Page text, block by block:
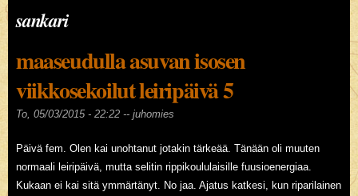
sankari
maaseudulla asuvan isosen
viikkosekoilut leiripäivä 5
To, 05/03/2015 - 22:22 -- juhomies
Päivä fem. Olen kai unohtanut jotakin tärkeää. Tänään oli muuten
normaali leiripäivä, mutta selitin rippikoululaisille fuusioenergiaa.
Kukaan ei kai sitä ymmärtänyt. No jaa. Ajatus katkesi, kun riparilainen